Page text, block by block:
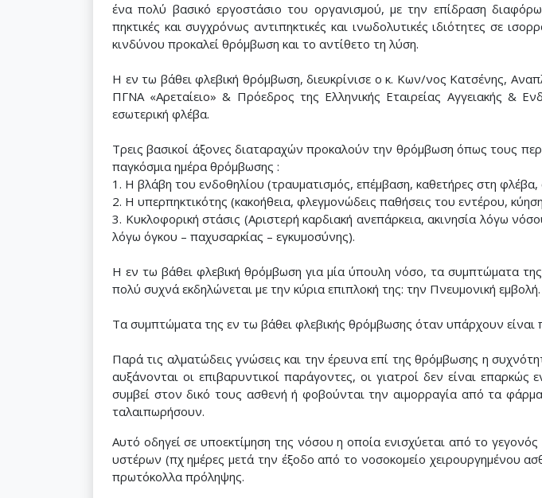
ένα πολύ βασικό εργοστάσιο του οργανισμού, με την επίδραση
πηκτικές και συγχρόνως αντιπηκτικές και ινωδολυτικές ιδιότητες σε
κινδύνου προκαλεί θρόμβωση και το αντίθετο τη λύση.
Η εν τω βάθει φλεβική θρόμβωση, διευκρίνισε ο κ. Κων/νος Κατσένης,
ΠΓΝΑ «Αρεταίειο» & Πρόεδρος της Ελληνικής Εταιρείας Αγγειακής &
εσωτερική φλέβα.
Τρεις βασικοί άξονες διαταραχών προκαλούν την θρόμβωση όπως τους
παγκόσμια ημέρα θρόμβωσης :
1. Η βλάβη του ενδοθηλίου (τραυματισμός, επέμβαση, καθετήρες στη
2. Η υπερπηκτικότης (κακοήθεια, φλεγμονώδεις παθήσεις του εντέρου,
3. Κυκλοφορική στάσις (Αριστερή καρδιακή ανεπάρκεια, ακινησία λόγω
λόγω όγκου – παχυσαρκίας – εγκυμοσύνης).
Η εν τω βάθει φλεβική θρόμβωση για μία ύπουλη νόσο, τα συμπτώματα
πολύ συχνά εκδηλώνεται με την κύρια επιπλοκή της: την Πνευμονική εμβολή.
Τα συμπτώματα της εν τω βάθει φλεβικής θρόμβωσης όταν υπάρχουν είναι
Παρά τις αλματώδεις γνώσεις και την έρευνα επί της θρόμβωσης η
αυξάνονται οι επιβαρυντικοί παράγοντες, οι γιατροί δεν είναι επαρκώς
συμβεί στον δικό τους ασθενή ή φοβούνται την αιμορραγία από τα
ταλαιπωρήσουν.
Αυτό οδηγεί σε υποεκτίμηση της νόσου η οποία ενισχύεται από το
υστέρων (πχ ημέρες μετά την έξοδο από το νοσοκομείο χειρουργημένου
πρωτόκολλα πρόληψης.